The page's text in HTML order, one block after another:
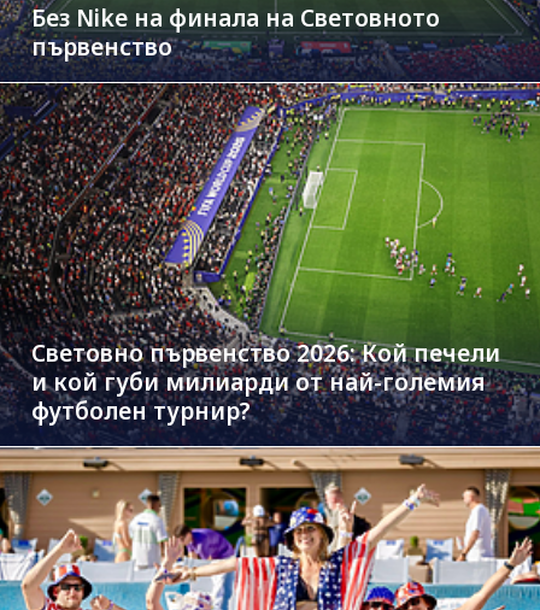
Без Nike на финала на Световното
първенство
Световно първенство 2026: Кой печели
и кой губи милиарди от най-големия
футболен турнир?